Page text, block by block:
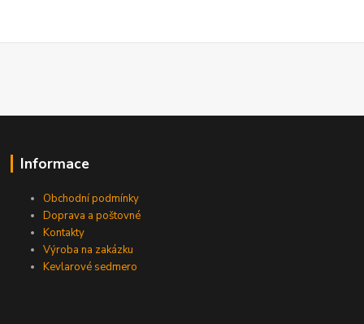
Informace
Obchodní podmínky
Doprava a poštovné
Kontakty
Výroba na zakázku
Kevlarové sedmero